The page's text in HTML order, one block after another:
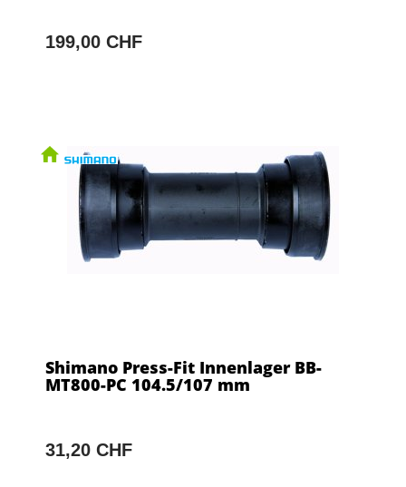
199,00 CHF
Shimano Press-Fit Innenlager BB-
MT800-PC 104.5/107 mm
31,20 CHF